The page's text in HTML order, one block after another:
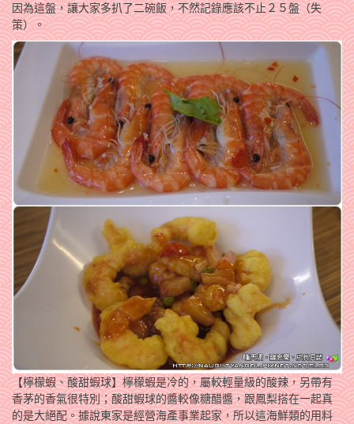
因為這盤，讓大家多扒了二碗飯，不然記錄應該不止２５盤（失
策）。
【檸檬蝦、酸甜蝦球】檸檬蝦是冷的，屬較輕量級的酸辣，另帶有
香茅的香氣很特別；酸甜蝦球的醬較像糖醋醬，跟鳳梨搭在一起真
的是大絕配。據說東家是經營海產事業起家，所以這海鮮類的用料